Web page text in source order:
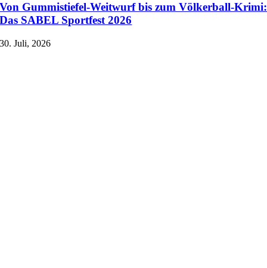
Von Gummistiefel-Weitwurf bis zum Völkerball-Krimi:
Das SABEL Sportfest 2026
30. Juli, 2026